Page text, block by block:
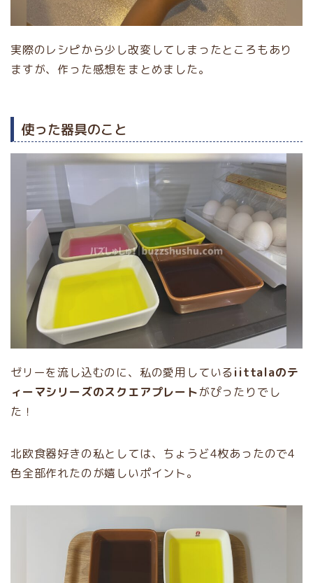
実際のレシピから少し改変してしまったところもあり
ますが、作った感想をまとめました。
使った器具のこと
ゼリーを流し込むのに、私の愛用しているiittalaのテ
ィーマシリーズのスクエアプレートがぴったりでし
た！
北欧食器好きの私としては、ちょうど4枚あったので4
色全部作れたのが嬉しいポイント。